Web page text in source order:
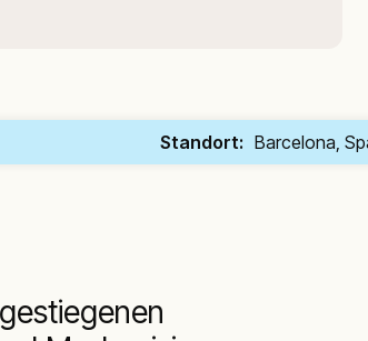
Standort: Barcelona,